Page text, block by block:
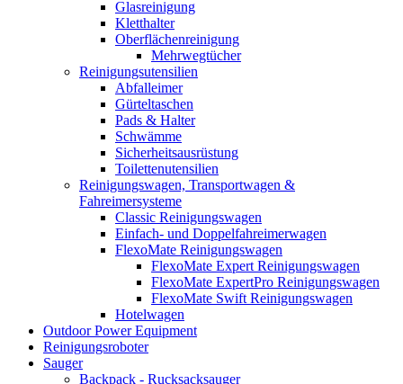
Glasreinigung
Kletthalter
Oberflächenreinigung
Mehrwegtücher
Reinigungsutensilien
Abfalleimer
Gürteltaschen
Pads & Halter
Schwämme
Sicherheitsausrüstung
Toilettenutensilien
Reinigungswagen, Transportwagen &
Fahreimersysteme
Classic Reinigungswagen
Einfach- und Doppelfahreimerwagen
FlexoMate Reinigungswagen
FlexoMate Expert Reinigungswagen
FlexoMate ExpertPro Reinigungswagen
FlexoMate Swift Reinigungswagen
Hotelwagen
Outdoor Power Equipment
Reinigungsroboter
Sauger
Backpack - Rucksacksauger